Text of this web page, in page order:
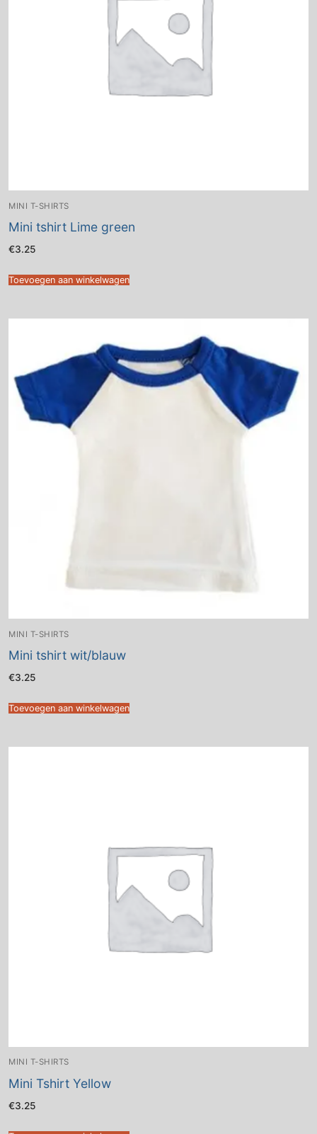
MINI T-SHIRTS
Mini tshirt Lime green
€3.25
Toevoegen aan winkelwagen
MINI T-SHIRTS
Mini tshirt wit/blauw
€3.25
Toevoegen aan winkelwagen
MINI T-SHIRTS
Mini Tshirt Yellow
€3.25